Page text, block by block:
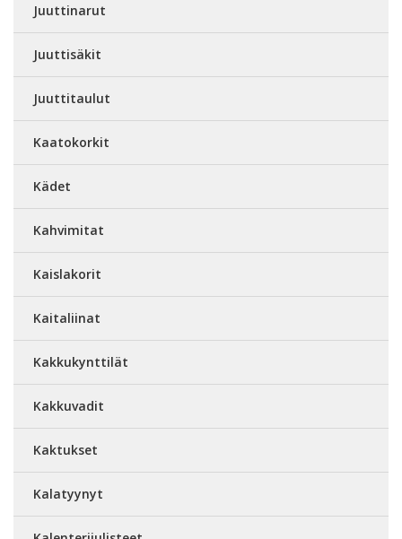
Juuttinarut
Juuttisäkit
Juuttitaulut
Kaatokorkit
Kädet
Kahvimitat
Kaislakorit
Kaitaliinat
Kakkukynttilät
Kakkuvadit
Kaktukset
Kalatyynyt